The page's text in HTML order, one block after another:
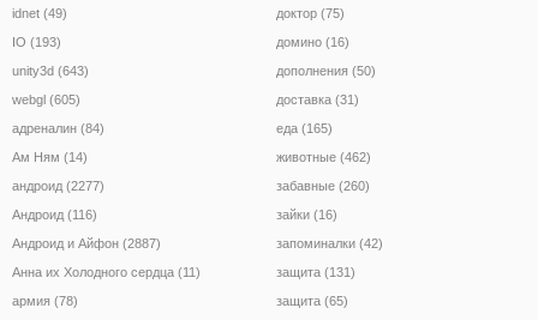
idnet (49)
IO (193)
unity3d (643)
webgl (605)
адреналин (84)
Ам Ням (14)
андроид (2277)
Андроид (116)
Андроид и Айфон (2887)
Анна их Холодного сердца (11)
армия (78)
доктор (75)
домино (16)
дополнения (50)
доставка (31)
еда (165)
животные (462)
забавные (260)
зайки (16)
запоминалки (42)
защита (131)
защита (65)